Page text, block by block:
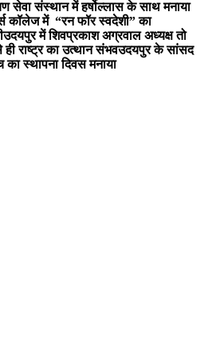
सेवा संस्थान में हर्षोल्लास के साथ मनाया
कॉलेज में “रन फॉर स्वदेशी” का
उदयपुर में शिवप्रकाश अग्रवाल अध्यक्ष तो
ही राष्ट्र का उत्थान संभवउदयपुर के सांसद
स्थापना दिवस मनाया